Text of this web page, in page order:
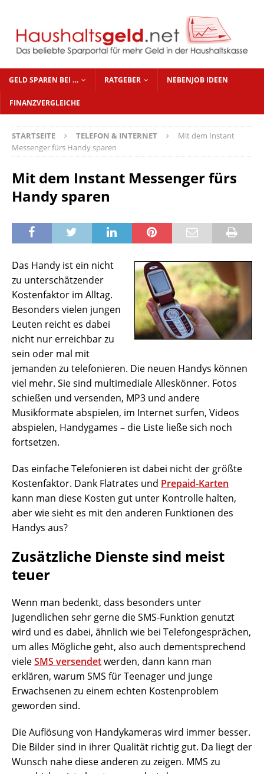
GELD SPAREN BEI … RATGEBER NEBENJOB IDEEN
FINANZVERGLEICHE
STARTSEITE TELEFON & INTERNET
Mit dem Instant
Messenger fürs Handy sparen
Mit dem Instant Messenger fürs
Handy sparen
Das Handy ist ein nicht
zu unterschätzender
Kostenfaktor im Alltag.
Besonders vielen jungen
Leuten reicht es dabei
nicht nur erreichbar zu
sein oder mal mit
jemanden zu telefonieren. Die neuen Handys können
viel mehr. Sie sind multimediale Alleskönner. Fotos
schießen und versenden, MP3 und andere
Musikformate abspielen, im Internet surfen, Videos
abspielen, Handygames – die Liste ließe sich noch
fortsetzen.
Das einfache Telefonieren ist dabei nicht der größte
Kostenfaktor. Dank Flatrates und Prepaid-Karten
kann man diese Kosten gut unter Kontrolle halten,
aber wie sieht es mit den anderen Funktionen des
Handys aus?
Zusätzliche Dienste sind meist
teuer
Wenn man bedenkt, dass besonders unter
Jugendlichen sehr gerne die SMS-Funktion genutzt
wird und es dabei, ähnlich wie bei Telefongesprächen,
um alles Mögliche geht, also auch dementsprechend
vieleSMS versendetwerden, dann kann man
erklären, warum SMS für Teenager und junge
Erwachsenen zu einem echten Kostenproblem
geworden sind.
Die Auflösung von Handykameras wird immer besser.
Die Bilder sind in ihrer Qualität richtig gut. Da liegt der
Wunsch nahe diese anderen zu zeigen. MMS zu